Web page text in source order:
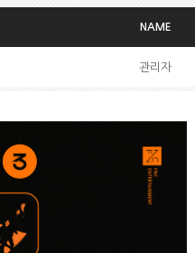
NAME
관리자